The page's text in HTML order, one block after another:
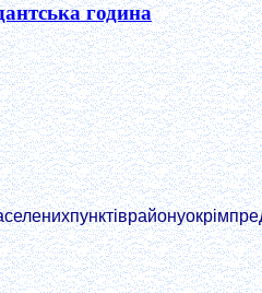
година